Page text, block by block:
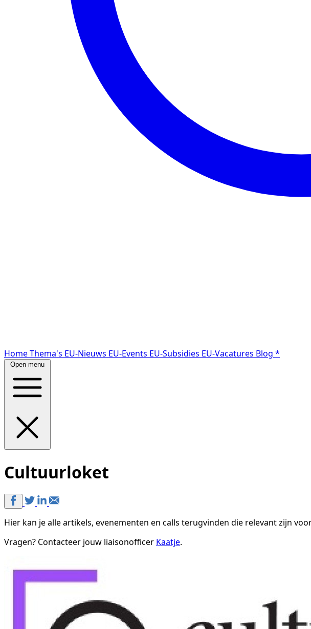
HomeThema's EU-Nieuws EU-Events EU-Subsidies EU-Vacatures Blog *
Open menu
Cultuurloket
Hier kan je alle artikels, evenementen en calls terugvinden die relevant zijn
Vragen? Contacteer jouw liaisonofficer Kaatje.